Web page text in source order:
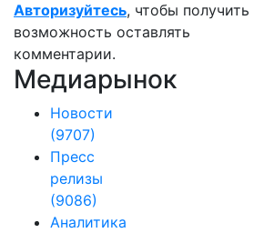
Авторизуйтесь, чтобы получить
возможность оставлять
комментарии.
Медиарынок
Новости
(9707)
Пресс
релизы
(9086)
Аналитика